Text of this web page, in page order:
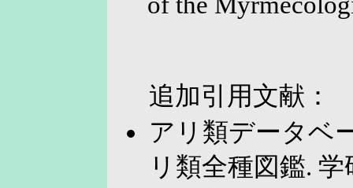
追加引用文献：
アリ類データベ
リ類全種図鑑. 学